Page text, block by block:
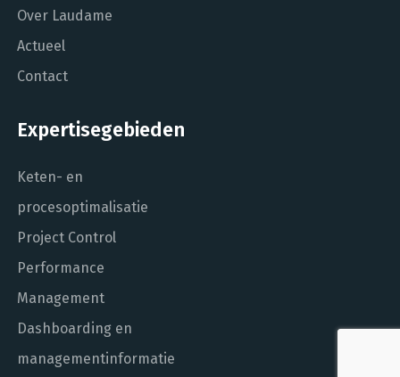
Over Laudame
Actueel
Contact
Expertisegebieden
Keten- en
procesoptimalisatie
Project Control
Performance
Management
Dashboarding en
managementinformatie